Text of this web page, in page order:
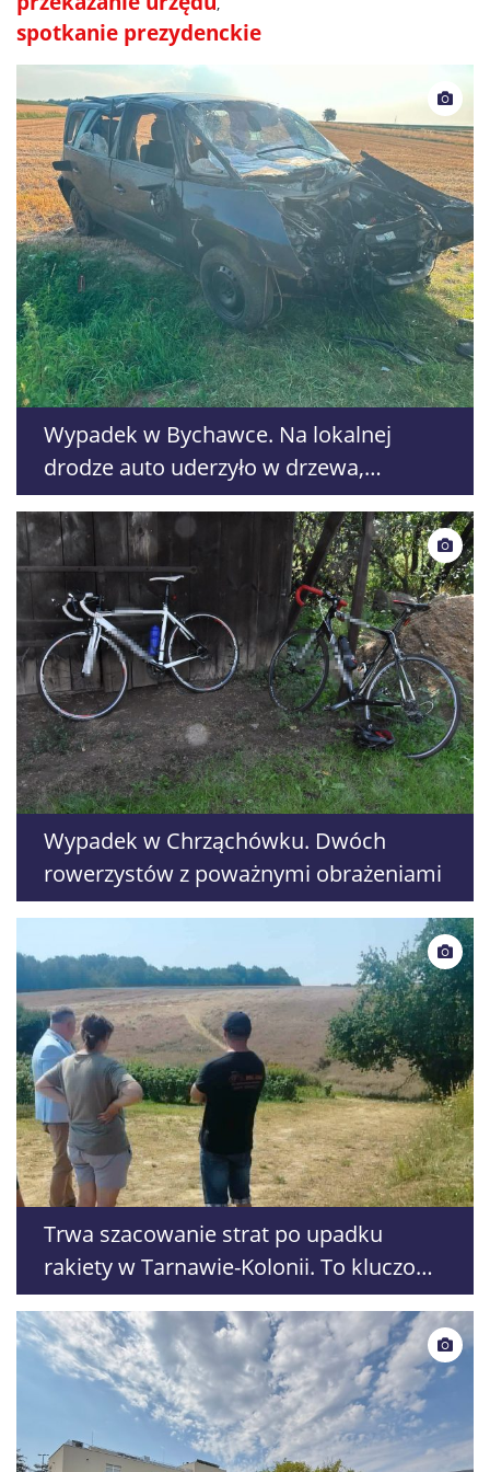
spotkanie prezydenckie
Wypadek w Bychawce. Na lokalnej
drodze auto uderzyło w drzewa,
kierowca się oddalił
Wypadek w Chrząchówku. Dwóch
rowerzystów z poważnymi obrażeniami
Trwa szacowanie strat po upadku
rakiety w Tarnawie-Kolonii. To kluczowy
krok do wypłaty odszkodowań dla
rolników